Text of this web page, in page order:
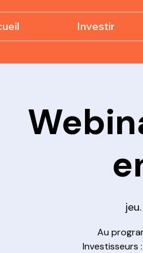
Investir
Au
Investisseurs